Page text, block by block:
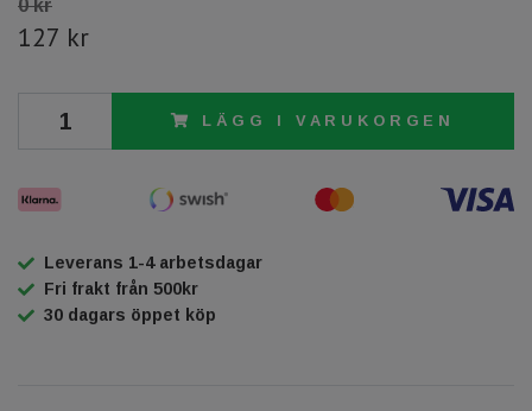
0 kr
127 kr
LÄGG I VARUKORGEN
Leverans 1-4 arbetsdagar
Fri frakt från 500kr
30 dagars öppet köp